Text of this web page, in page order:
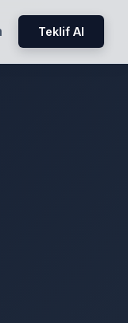
Teklif Al